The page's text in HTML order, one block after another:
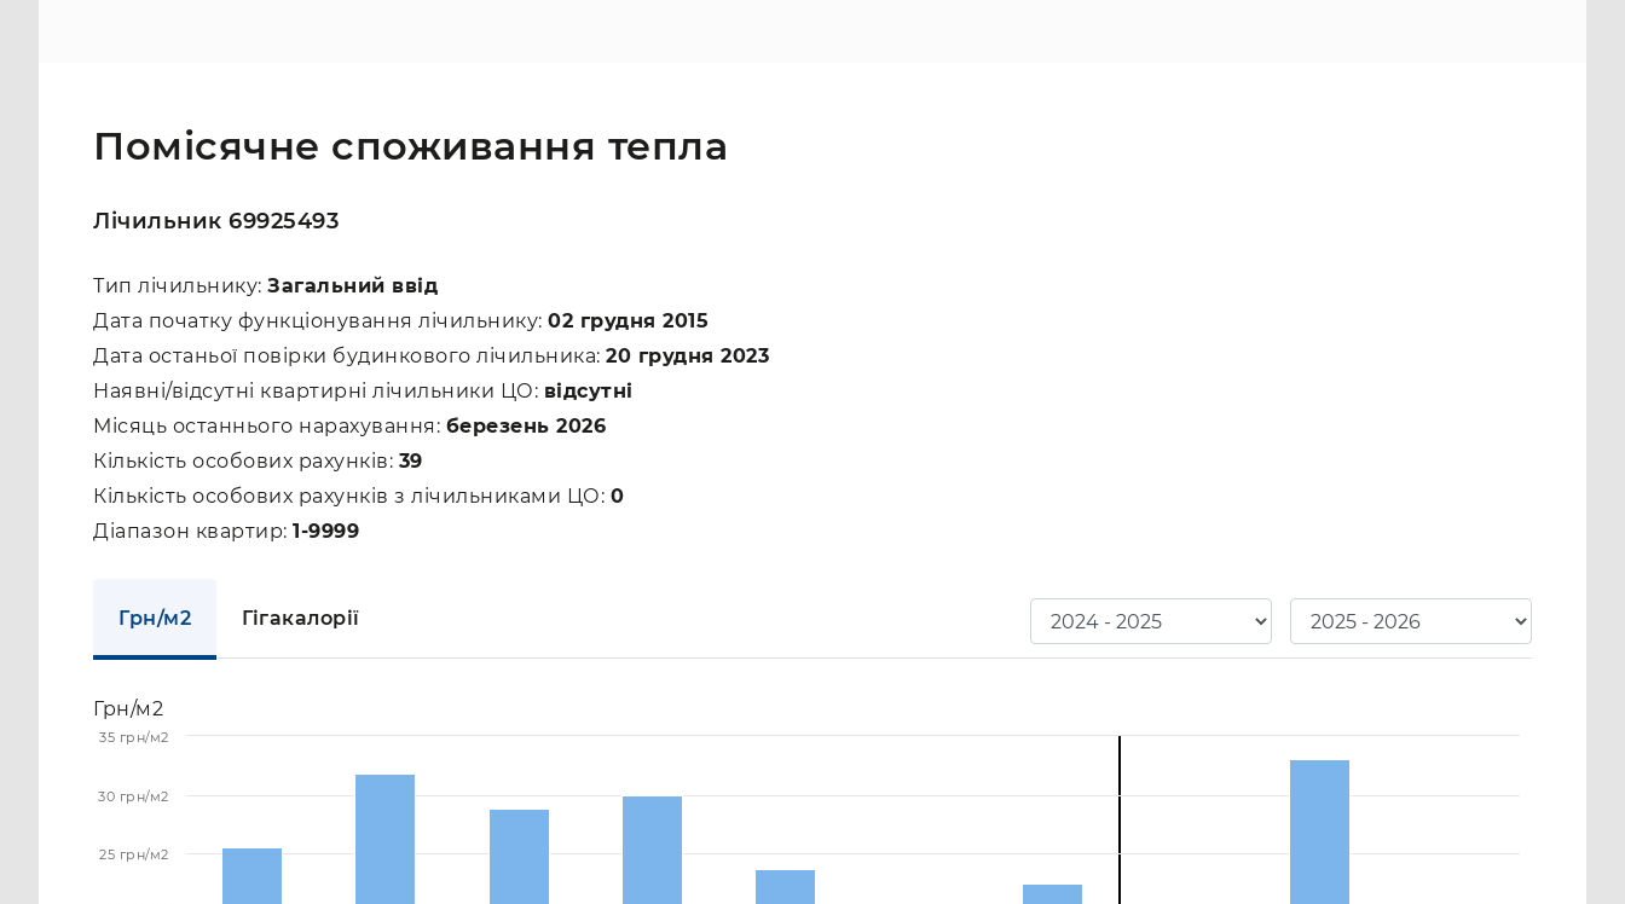
Помісячне споживання тепла
Лічильник 69925493
Тип лічильнику: Загальний ввід
Дата початку функціонування лічильнику: 02 грудня 2015
Дата останьої повірки будинкового лічильника: 20 грудня 2023
Наявні/відсутні квартирні лічильники ЦО: відсутні
Місяць останнього нарахування: березень 2026
Кількість особових рахунків: 39
Кількість особових рахунків з лічильниками ЦО: 0
Діапазон квартир: 1-9999
Грн/м2 Гігакалорії
Грн/м2
25 грн/м2
30 грн/м2
35 грн/м2